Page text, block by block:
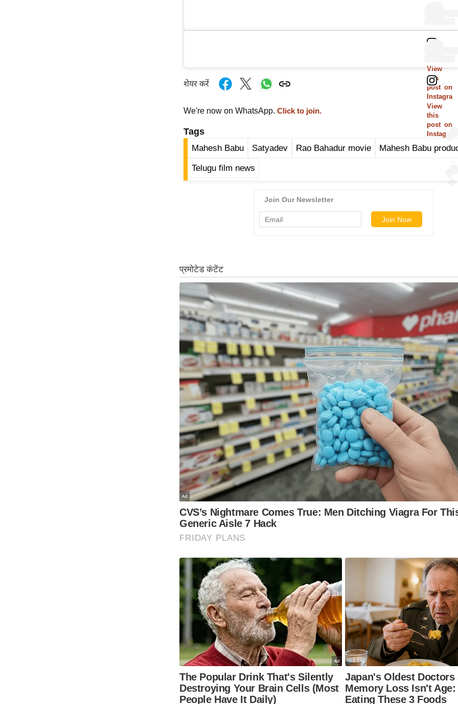
View
this
post on
Instagra
m
View
this
post on
Instagra
शेयर करें
We're now on WhatsApp. Click to join.
Tags
Mahesh Babu Satyadev Rao Bahadur movie Mahesh Babu
Telugu film news